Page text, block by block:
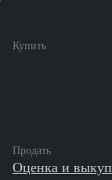
Купить
Продать
Оценка и выкуп